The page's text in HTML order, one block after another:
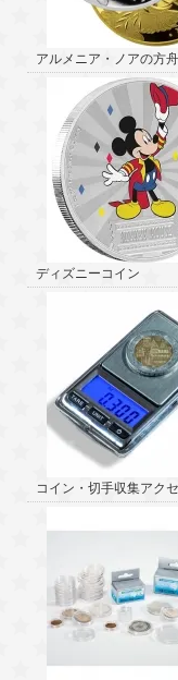
アルメニア・ノアの方舟
ディズニーコイン
コイン・切手収集アク